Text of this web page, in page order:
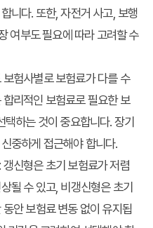
니다. 또한, 자전거 사고, 보행
여부도 필요에 따라 고려할 수
험사별로 보험료가 다를 수
리적인 보험료로 필요한 보
하는 것이 중요합니다. 장기
중하게 접근해야 합니다.
갱신형은 초기 보험료가 저렴
될 수 있고, 비갱신형은 초기
안 보험료 변동 없이 유지됩